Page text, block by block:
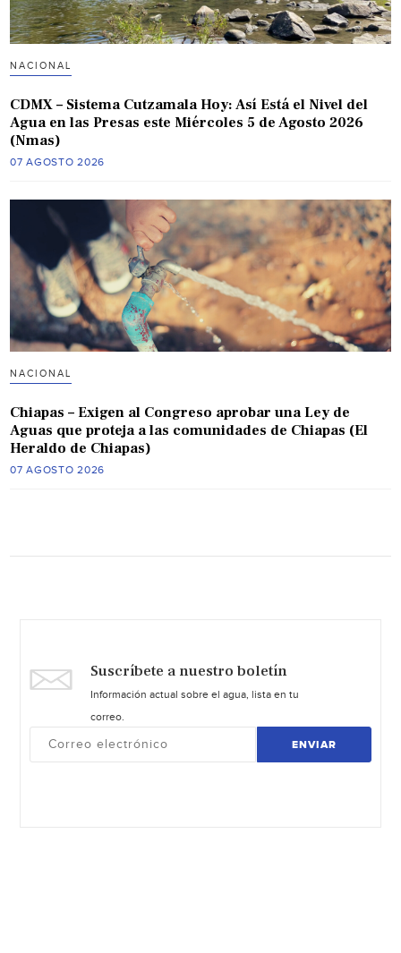
NACIONAL
CDMX – Sistema Cutzamala Hoy: Así Está el Nivel del
Agua en las Presas este Miércoles 5 de Agosto 2026
(Nmas)
07 AGOSTO 2026
NACIONAL
Chiapas – Exigen al Congreso aprobar una Ley de
Aguas que proteja a las comunidades de Chiapas (El
Heraldo de Chiapas)
07 AGOSTO 2026
Suscríbete a nuestro boletín
Información actual sobre el agua, lista en tu
correo.
ENVIAR